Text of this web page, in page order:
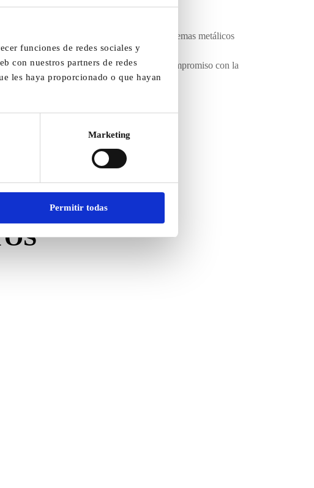
funciones de redes sociales y
con nuestros partners de redes
les haya proporcionado o que hayan
Marketing
Permitir todas
experiencia e innovación para fabricar sistemas metálicos
al control final— refleja nuestro compromiso con la
y la excelencia técnica.
Producimos confianza.